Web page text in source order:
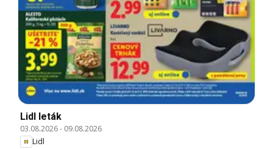
Lidl leták
03.08.2026- 09.08.2026
Lidl